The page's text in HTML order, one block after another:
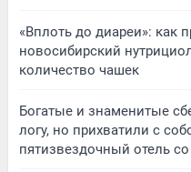
«Вплоть до диареи»: как
новосибирский
количество чашек
Богатые и знаменитые
логу, но прихватили с
пятизвездочный отель со